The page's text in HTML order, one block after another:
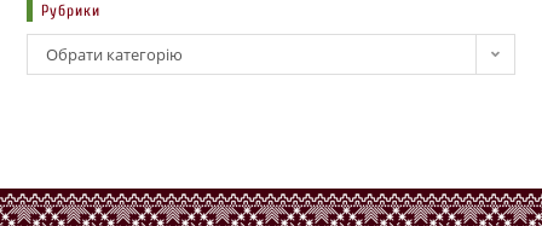
Рубрики
Обрати категорію